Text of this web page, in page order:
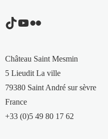
TikTok
YouTube
Flickr
Château Saint Mesmin
5 Lieudit La ville
79380 Saint André sur sèvre
France
+33 (0)5 49 80 17 62